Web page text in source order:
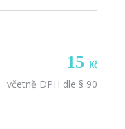
15 Kč
včetně DPH dle § 90